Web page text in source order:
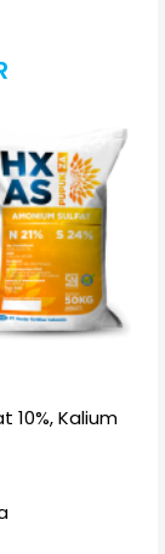
10%, Kalium